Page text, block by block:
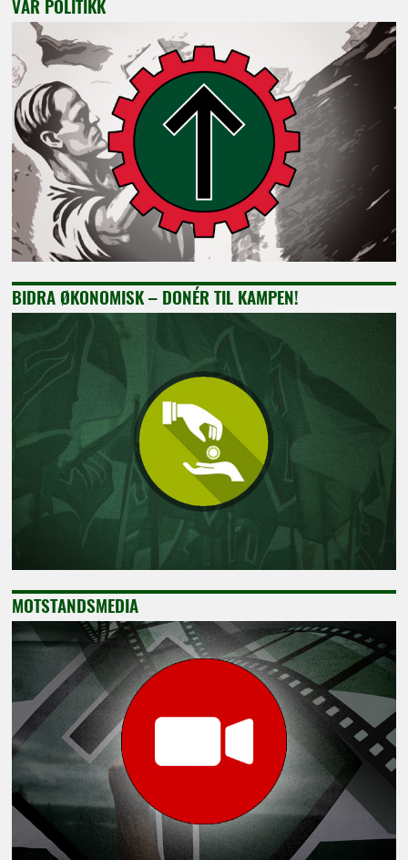
VÅR POLITIKK
BIDRA ØKONOMISK – DONÉR TIL KAMPEN!
MOTSTANDSMEDIA